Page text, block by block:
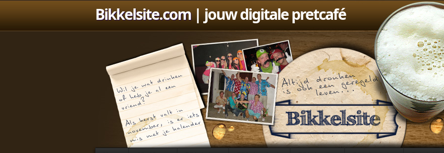
Bikkelsite.com| jouw digitale pretcafé